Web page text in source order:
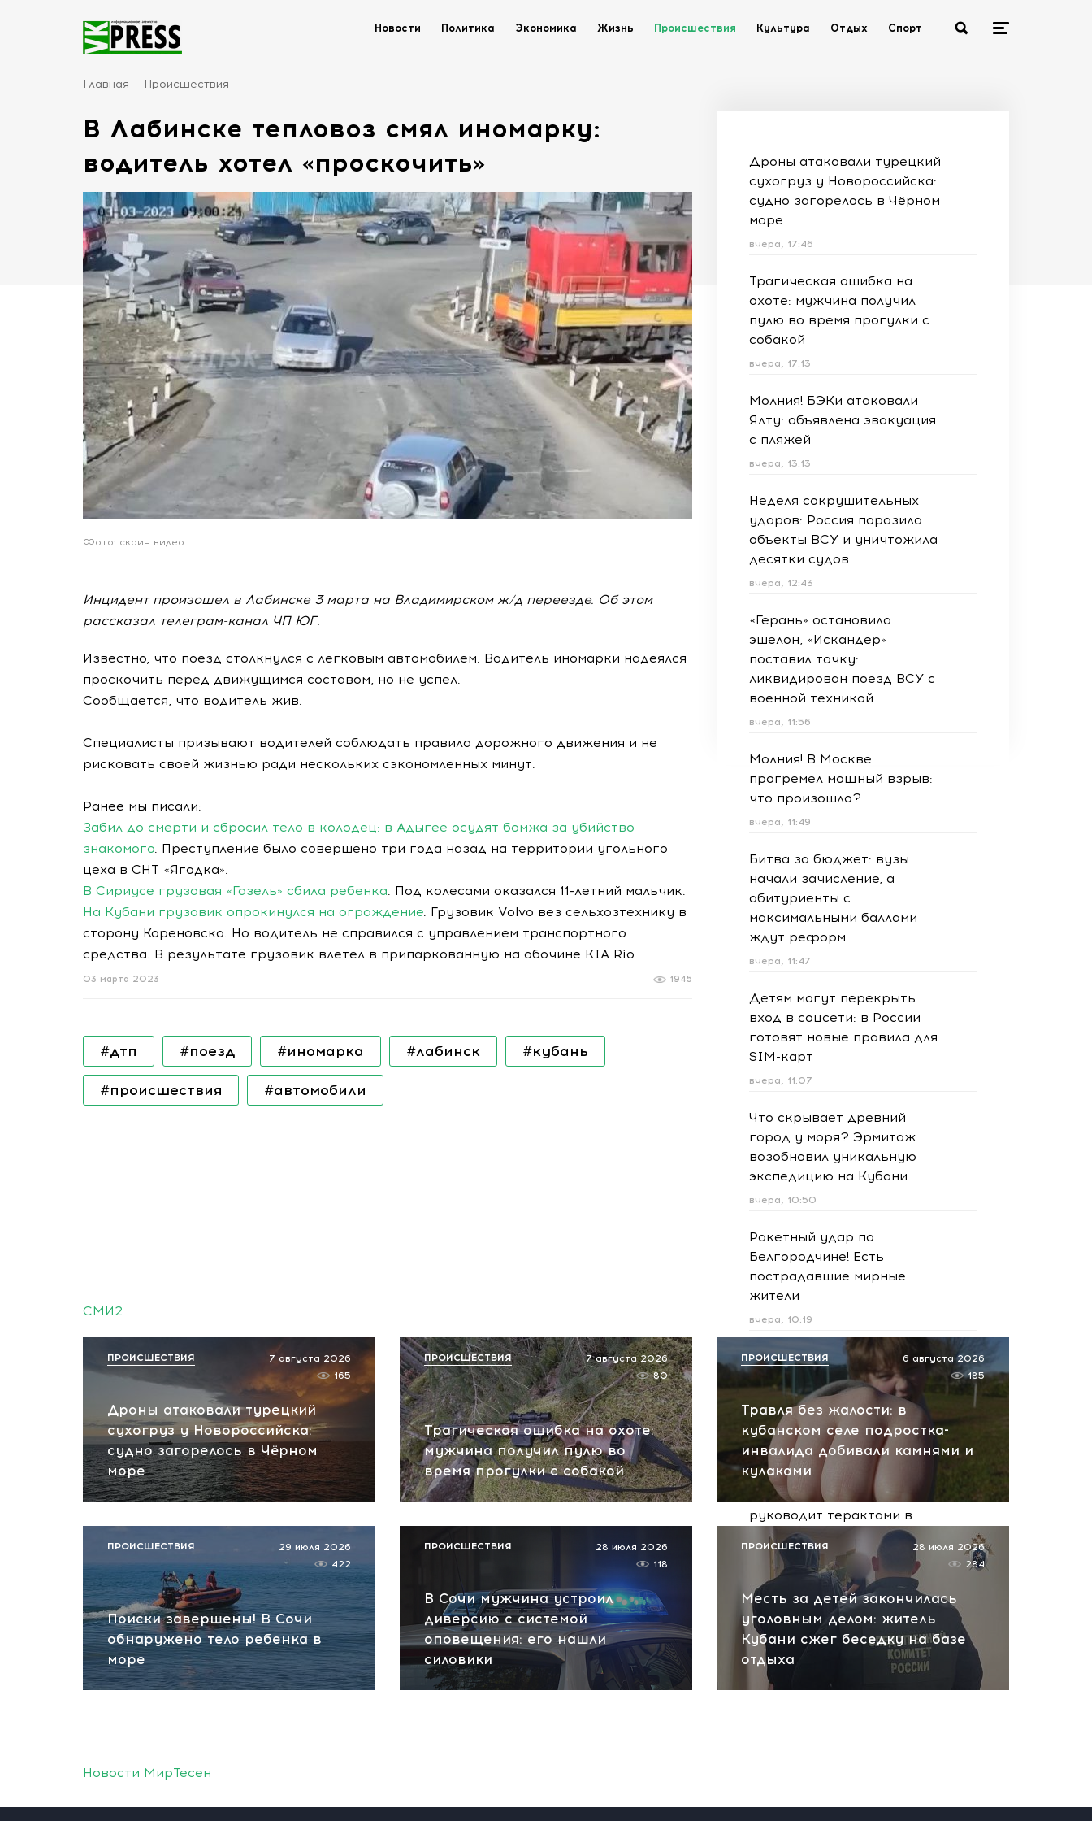
Новости Политика Экономика Жизнь Происшествия Культура Отдых Спорт
Главная Происшествия
В Лабинске тепловоз смял иномарку:
водитель хотел «проскочить»
Фото: скрин видео
Инцидент произошел в Лабинске 3 марта на Владимирском ж/д переезде. Об этом
рассказал телеграм-канал ЧП ЮГ.
Известно, что поезд столкнулся с легковым автомобилем. Водитель иномарки надеялся
проскочить перед движущимся составом, но не успел.
Сообщается, что водитель жив.
Специалисты призывают водителей соблюдать правила дорожного движения и не
рисковать своей жизнью ради нескольких сэкономленных минут.
Ранее мы писали:
Забил до смерти и сбросил тело в колодец: в Адыгее осудят бомжа за убийство
знакомого. Преступление было совершено три года назад на территории угольного
цеха в СНТ «Ягодка».
В Сириусе грузовая «Газель» сбила ребенка. Под колесами оказался 11-летний мальчик.
На Кубани грузовик опрокинулся на ограждение. Грузовик Volvo вез сельхозтехнику в
сторону Кореновска. Но водитель не справился с управлением транспортного
средства. В результате грузовик влетел в припаркованную на обочине KIA Rio.
1945
03 марта 2023
#дтп #поезд #иномарка #лабинск #кубань
#происшествия #автомобили
Дроны атаковали турецкий
сухогруз у Новороссийска:
судно загорелось в Чёрном
море
вчера, 17:46
Трагическая ошибка на
охоте: мужчина получил
пулю во время прогулки с
собакой
вчера, 17:13
Молния! БЭКи атаковали
Ялту: объявлена эвакуация
с пляжей
вчера, 13:13
Неделя сокрушительных
ударов: Россия поразила
объекты ВСУ и уничтожила
десятки судов
вчера, 12:43
«Герань» остановила
эшелон, «Искандер»
поставил точку:
ликвидирован поезд ВСУ с
военной техникой
вчера, 11:56
Молния! В Москве
прогремел мощный взрыв:
что произошло?
вчера, 11:49
Битва за бюджет: вузы
начали зачисление, а
абитуриенты с
максимальными баллами
ждут реформ
вчера, 11:47
Детям могут перекрыть
вход в соцсети: в России
готовят новые правила для
SIM-карт
вчера, 11:07
Что скрывает древний
город у моря? Эрмитаж
возобновил уникальную
экспедицию на Кубани
вчера, 10:50
Ракетный удар по
Белгородчине! Есть
пострадавшие мирные
жители
вчера, 10:19
Срочно! В Геленджике и
Новороссийске громко -
работает ПВО:
рекомендуется уйти с
пляжей
вчера, 10:13
НАТО планирует и
руководит терактами в
России! Сенсационное
заявление хакеров
вчера, 10:07
СМИ2
Дроны атаковали турецкий
сухогруз у Новороссийска:
судно загорелось в Чёрном
море
7 августа 2026
165
ПРОИСШЕСТВИЯ
Трагическая ошибка на охоте:
мужчина получил пулю во
время прогулки с собакой
7 августа 2026
80
ПРОИСШЕСТВИЯ
Травля без жалости: в
кубанском селе подростка-
инвалида добивали камнями и
кулаками
6 августа 2026
185
ПРОИСШЕСТВИЯ
Поиски завершены! В Сочи
обнаружено тело ребенка в
море
29 июля 2026
422
ПРОИСШЕСТВИЯ
В Сочи мужчина устроил
диверсию с системой
оповещения: его нашли
силовики
28 июля 2026
118
ПРОИСШЕСТВИЯ
Месть за детей закончилась
уголовным делом: житель
Кубани сжег беседку на базе
отдыха
28 июля 2026
284
ПРОИСШЕСТВИЯ
Новости МирТесен